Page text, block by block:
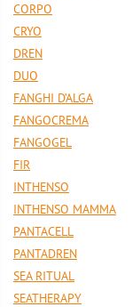
CORPO
CRYO
DREN
DUO
FANGHI D’ALGA
FANGOCREMA
FANGOGEL
FIR
INTHENSO
INTHENSO MAMMA
PANTACELL
PANTADREN
SEA RITUAL
SEATHERAPY